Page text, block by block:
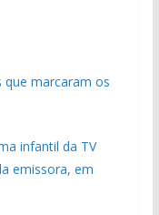
que marcaram os
infantil da TV
emissora, em